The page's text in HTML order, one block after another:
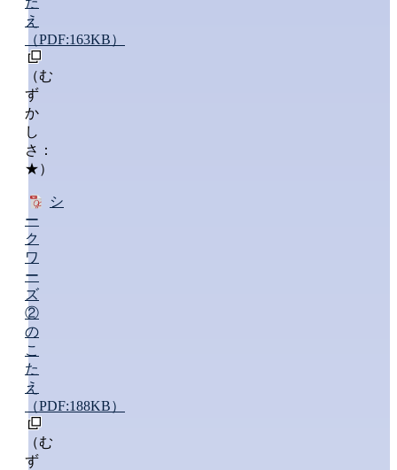
え
（PDF:163KB）
（む
ず
か
し
さ：
★）
シ
ー
ク
ワ
ー
ズ
②
の
こ
た
え
（PDF:188KB）
（む
ず